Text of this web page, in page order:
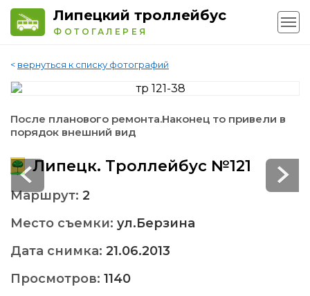
Липецкий троллейбус
ФОТОГАЛЕРЕЯ
< вернуться к списку фотографий
После планового ремонта.Наконец то привели в
порядок внешний вид
Липецк. Троллейбус №121
Маршрут: 2
Место съемки: ул.Берзина
Дата снимка: 21.06.2013
Просмотров: 1140